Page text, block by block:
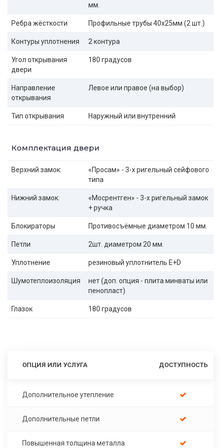
мм.
Ребра жёсткости Профильные трубы 40х25мм (2 шт.)
Контуры уплотнения 2 контура
Угол открывания
двери
180 градусов
Направление
открывания
Левое или правое (на выбор)
Тип открывания Наружный или внутренний
Комплектация двери
Верхний замок:
«Просам» - 3-х ригельный сейфового
типа
Нижний замок:
«Мосрентген» - 3-х ригельный замок
+ ручка
Блокираторы Противосъёмные диаметром 10 мм.
Петли 2шт. диаметром 20 мм.
Уплотнение резиновый уплотнитель E+D
Шумотеплоизоляция
нет (доп. опция - плита минваты или
пенопласт)
Глазок 180 градусов
ОПЦИЯ ИЛИ УСЛУГА ДОСТУПНОСТЬ
Дополнительное утепление
Дополнительные петли
Повышенная толщина металла